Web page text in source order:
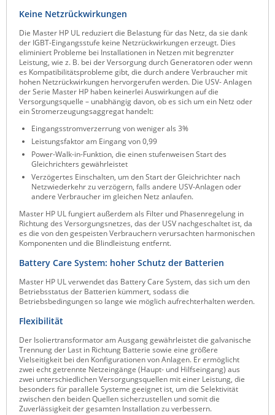
Unwired Networks
Vision
WATTECO
Westermo
Yuasa
ZPE Systems
News zu unseren Herstellern
Keine Netzrückwirkungen
Die Master HP UL reduziert die Belastung für das Netz, da sie dank
der IGBT-Eingangsstufe keine Netzrückwirkungen erzeugt. Dies
eliminiert Probleme bei Installationen in Netzen mit begrenzter
Leistung, wie z. B. bei der Versorgung durch Generatoren oder wenn
es Kompatibilitätsprobleme gibt, die durch andere Verbraucher mit
hohen Netzrückwirkungen hervorgerufen werden. Die USV- Anlagen
der Serie Master HP haben keinerlei Auswirkungen auf die
Versorgungsquelle – unabhängig davon, ob es sich um ein Netz oder
ein Stromerzeugungsaggregat handelt:
Eingangsstromverzerrung von weniger als 3%
Leistungsfaktor am Eingang von 0,99
Power-Walk-in-Funktion, die einen stufenweisen Start des
Gleichrichters gewährleistet
Verzögertes Einschalten, um den Start der Gleichrichter nach
Netzwiederkehr zu verzögern, falls andere USV-Anlagen oder
andere Verbraucher im gleichen Netz anlaufen.
Master HP UL fungiert außerdem als Filter und Phasenregelung in
Richtung des Versorgungsnetzes, das der USV nachgeschaltet ist, da
es die von den gespeisten Verbrauchern verursachten harmonischen
Komponenten und die Blindleistung entfernt.
Battery Care System: hoher Schutz der Batterien
Master HP UL verwendet das Battery Care System, das sich um den
Betriebsstatus der Batterien kümmert, sodass die
Betriebsbedingungen so lange wie möglich aufrechterhalten werden.
Flexibilität
Der Isoliertransformator am Ausgang gewährleistet die galvanische
Trennung der Last in Richtung Batterie sowie eine größere
Vielseitigkeit bei den Konfigurationen von Anlagen. Er ermöglicht
zwei echt getrennte Netzeingänge (Haupt- und Hilfseingang) aus
zwei unterschiedlichen Versorgungsquellen mit einer Leistung, die
besonders für parallele Systeme geeignet ist, um die Selektivität
zwischen den beiden Quellen sicherzustellen und somit die
Zuverlässigkeit der gesamten Installation zu verbessern.